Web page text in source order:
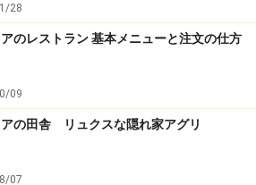
28
のレストラン 基本メニューと注文の仕方
09
の田舎 リュクスな隠れ家アグリ
07